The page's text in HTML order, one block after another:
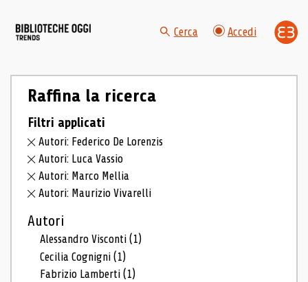
Cerca Accedi
Raffina la ricerca
Filtri applicati
Autori: Federico De Lorenzis
Autori: Luca Vassio
Autori: Marco Mellia
Autori: Maurizio Vivarelli
Autori
Alessandro Visconti(1)
Cecilia Cognigni(1)
Fabrizio Lamberti(1)